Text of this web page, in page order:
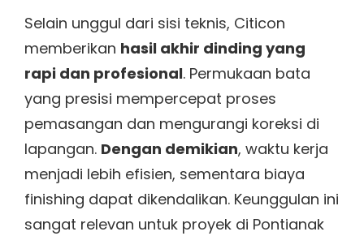
Selain unggul dari sisi teknis, Citicon
memberikan hasil akhir dinding yang
rapi dan profesional. Permukaan bata
yang presisi mempercepat proses
pemasangan dan mengurangi koreksi di
lapangan. Dengan demikian, waktu kerja
menjadi lebih efisien, sementara biaya
finishing dapat dikendalikan. Keunggulan ini
sangat relevan untuk proyek di Pontianak